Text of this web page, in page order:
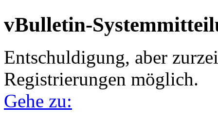
vBulletin-
Entschuldigung, aber
Registrierungen möglich.
Gehe zu: